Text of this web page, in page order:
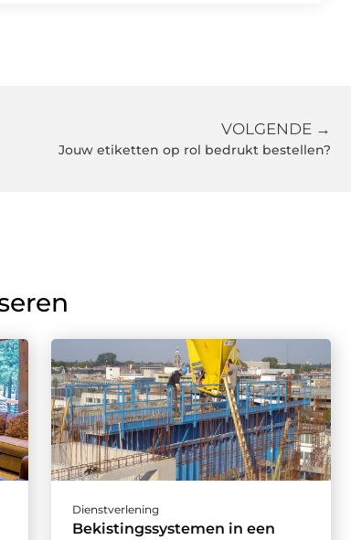
VOLGENDE →
Jouw etiketten op rol bedrukt bestellen?
Dienstverlening
Bekistingssystemen in een